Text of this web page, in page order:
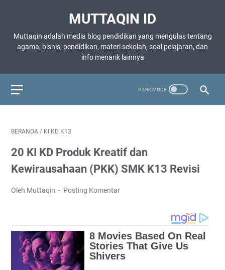
MUTTAQIN ID
Muttaqin adalah media blog pendidikan yang mengulas tentang
agama, bisnis, pendidikan, materi sekolah, soal pelajaran, dan
info menarik lainnya
BERANDA / KI KD K13
20 KI KD Produk Kreatif dan
Kewirausahaan (PKK) SMK K13 Revisi
Oleh Muttaqin Posting Komentar